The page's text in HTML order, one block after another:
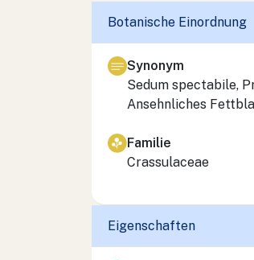
Botanische Einordnung
Synonym
Sedum spectabile,
Ansehnliches
Familie
Crassulaceae
Eigenschaften